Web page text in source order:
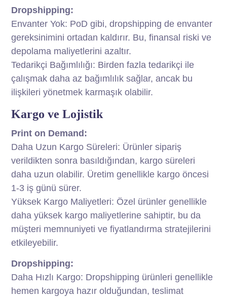
Dropshipping:
Envanter Yok: PoD gibi, dropshipping de envanter
gereksinimini ortadan kaldırır. Bu, finansal riski ve
depolama maliyetlerini azaltır.
Tedarikçi Bağımlılığı: Birden fazla tedarikçi ile
çalışmak daha az bağımlılık sağlar, ancak bu
ilişkileri yönetmek karmaşık olabilir.
Kargo ve Lojistik
Print on Demand:
Daha Uzun Kargo Süreleri: Ürünler sipariş
verildikten sonra basıldığından, kargo süreleri
daha uzun olabilir. Üretim genellikle kargo öncesi
1-3 iş günü sürer.
Yüksek Kargo Maliyetleri: Özel ürünler genellikle
daha yüksek kargo maliyetlerine sahiptir, bu da
müşteri memnuniyeti ve fiyatlandırma stratejilerini
etkileyebilir.
Dropshipping:
Daha Hızlı Kargo: Dropshipping ürünleri genellikle
hemen kargoya hazır olduğundan, teslimat